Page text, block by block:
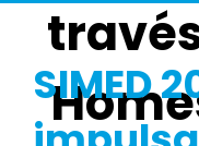
SIMED